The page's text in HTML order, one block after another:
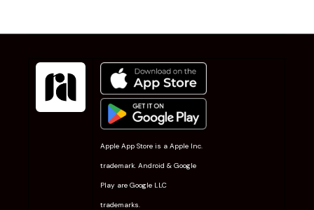
Apple App Store is a Apple Inc.
trademark. Android & Google
Play are Google LLC
trademarks.